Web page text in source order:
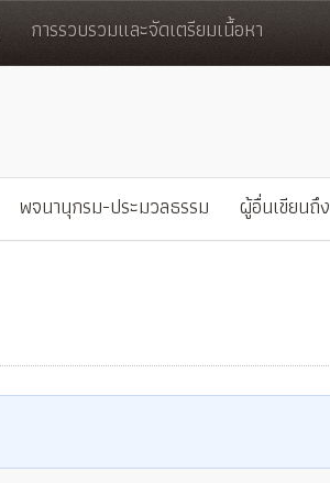
การรวบรวมและจัดเตรียมเนื้อหา
พจนานุกรม-ประมวลธรรม ผู้อื่นเขียนถึง